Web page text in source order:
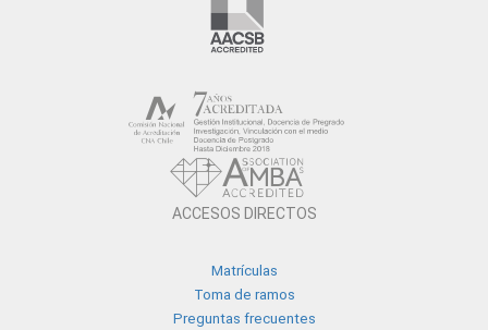
ACCESOS DIRECTOS
Matrículas
Toma de ramos
Preguntas frecuentes